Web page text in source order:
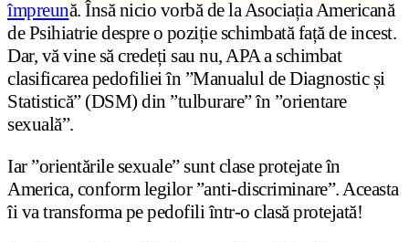
împreună. Însă nicio vorbă de la Asociația Americană
de Psihiatrie despre o poziție schimbată față de incest.
Dar, vă vine să credeți sau nu, APA a schimbat
clasificarea pedofiliei în ”Manualul de Diagnostic și
Statistică” (DSM) din ”tulburare” în ”orientare
sexuală”.
Iar ”orientările sexuale” sunt clase protejate în
America, conform legilor ”anti-discriminare”. Aceasta
îi va transforma pe pedofili într-o clasă protejată!